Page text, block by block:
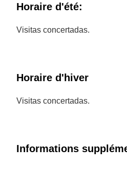
Horaire d'été:
Visitas concertadas.
Horaire d'hiver
Visitas concertadas.
Informations